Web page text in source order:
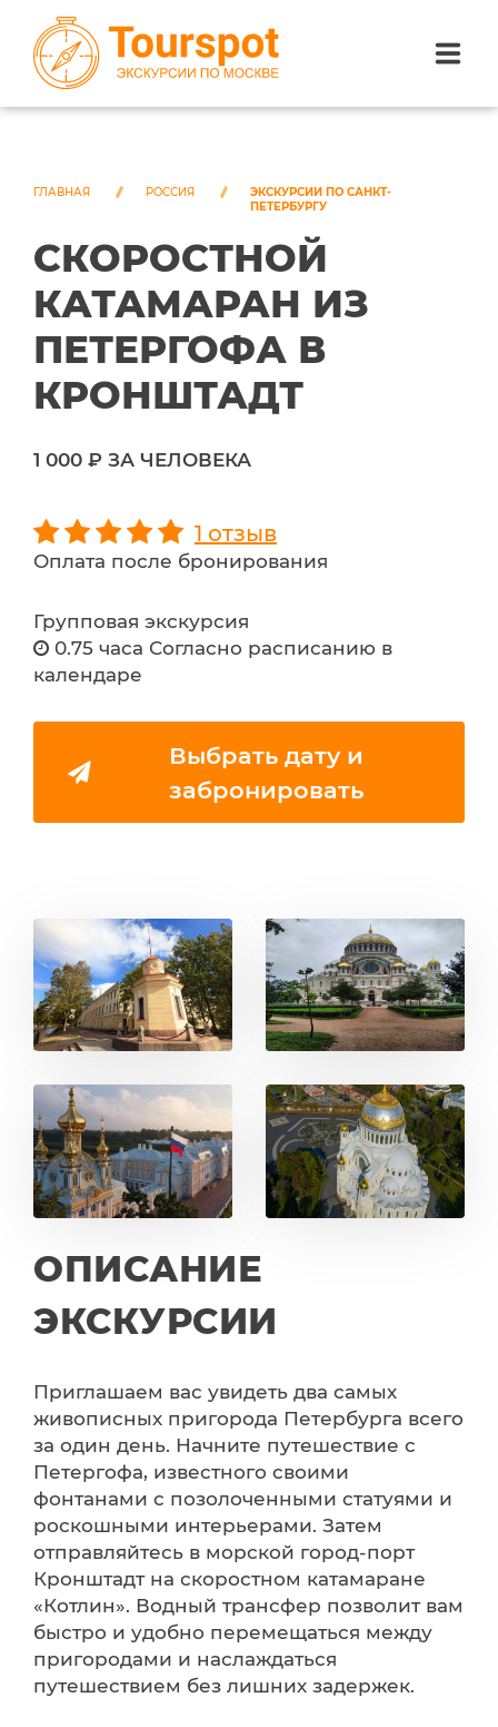
ЭКСКУРСИИ ПО МОСКВЕ
ЭКСКУРСИИ ПО СОЧИ
О НАС
ГЛАВНАЯ РОССИЯ
ЭКСКУРСИИ ПО САНКТ-
ПЕТЕРБУРГУ
СКОРОСТНОЙ
КАТАМАРАН ИЗ
ПЕТЕРГОФА В
КРОНШТАДТ
1 000 ₽ ЗА ЧЕЛОВЕКА
1 отзыв
Оплата после бронирования
Групповая экскурсия
0.75 часа Согласно расписанию в
календаре
Выбрать дату и
забронировать
ОПИСАНИЕ
ЭКСКУРСИИ
Приглашаем вас увидеть два самых
живописных пригорода Петербурга всего
за один день. Начните путешествие с
Петергофа, известного своими
фонтанами с позолоченными статуями и
роскошными интерьерами. Затем
отправляйтесь в морской город-порт
Кронштадт на скоростном катамаране
«Котлин». Водный трансфер позволит вам
быстро и удобно перемещаться между
пригородами и наслаждаться
путешествием без лишних задержек.